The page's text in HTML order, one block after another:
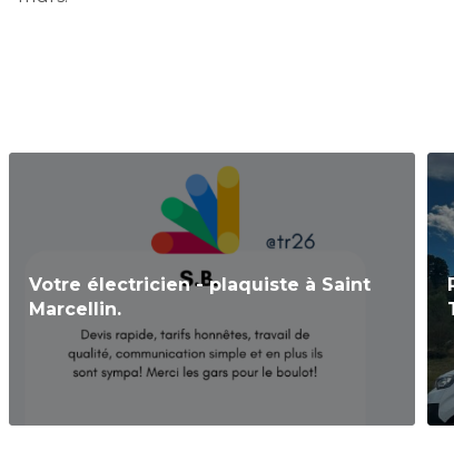
Votre électricien - plaquiste à Saint
Marcellin.